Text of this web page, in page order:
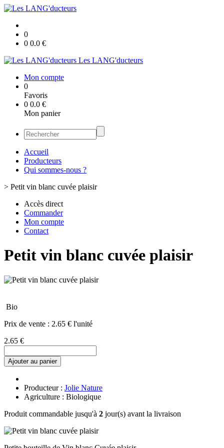
0
0 0.0 €
Les LANG'ducteurs
Mon compte
0
Favoris
0 0.0 €
Mon panier
Accueil
Producteurs
Qui sommes-nous ?
> Petit vin blanc cuvée plaisir
Accès direct
Commander
Mon compte
Contact
Petit vin blanc cuvée plaisir
Bio
Prix de vente : 2.65 € l'unité
2.65 €
Ajouter au panier
Producteur : Jolie Nature
Agriculture : Biologique
Produit commandable jusqu'à 2 jour(s) avant la livraison